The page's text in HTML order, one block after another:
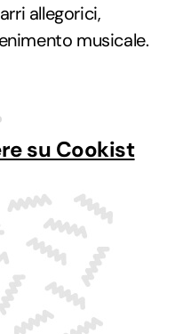
allegorici,
musicale.
su Cookist